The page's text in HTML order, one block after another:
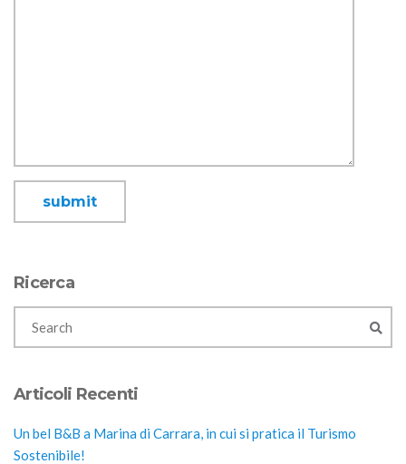
Ricerca
Articoli Recenti
Un bel B&B a Marina di Carrara, in cui si pratica il Turismo
Sostenibile!